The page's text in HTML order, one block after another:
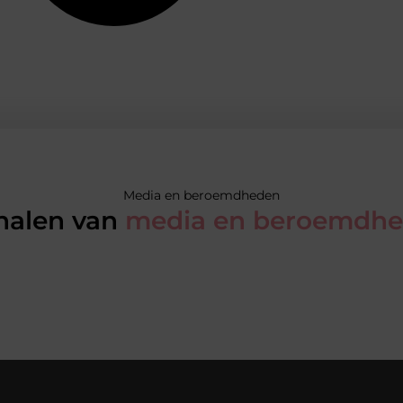
Media en beroemdheden
van media en